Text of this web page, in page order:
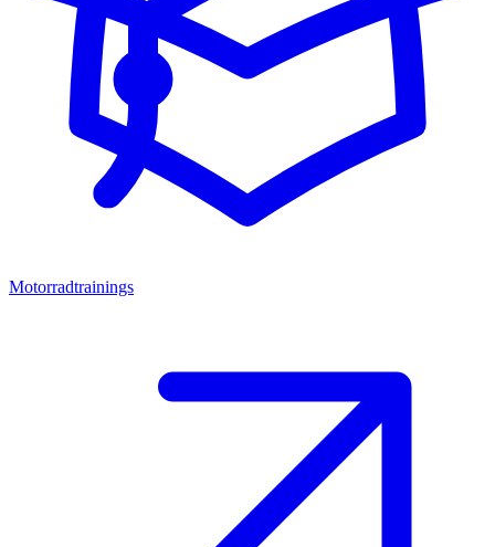
Motorradtrainings